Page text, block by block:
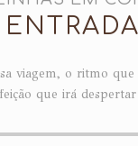
viagem, o ritmo
que irá